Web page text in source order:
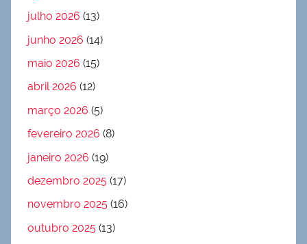
julho 2026 (13)
junho 2026 (14)
maio 2026 (15)
abril 2026 (12)
março 2026 (5)
fevereiro 2026 (8)
janeiro 2026 (19)
dezembro 2025 (17)
novembro 2025 (16)
outubro 2025 (13)